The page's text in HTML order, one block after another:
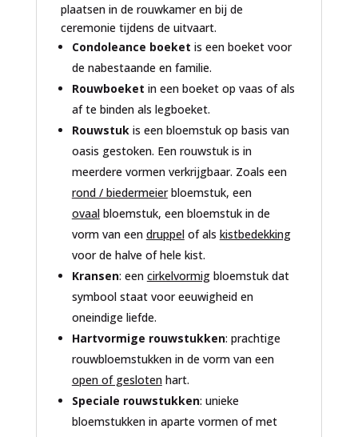
plaatsen in de rouwkamer en bij de
ceremonie tijdens de uitvaart.
Condoleance boeket is een boeket voor
de nabestaande en familie.
Rouwboeket in een boeket op vaas of als
af te binden als legboeket.
Rouwstukis een bloemstuk op basis van
oasis gestoken. Een rouwstuk is in
meerdere vormen verkrijgbaar. Zoals een
rond / biedermeierbloemstuk, een
ovaalbloemstuk, een bloemstuk in de
vorm van een druppelof als kistbedekking
voor de halve of hele kist.
Kransen: een cirkelvormigbloemstuk dat
symbool staat voor eeuwigheid en
oneindige liefde.
Hartvormige rouwstukken: prachtige
rouwbloemstukken in de vorm van een
open of geslotenhart.
Speciale rouwstukken: unieke
bloemstukken in aparte vormen of met